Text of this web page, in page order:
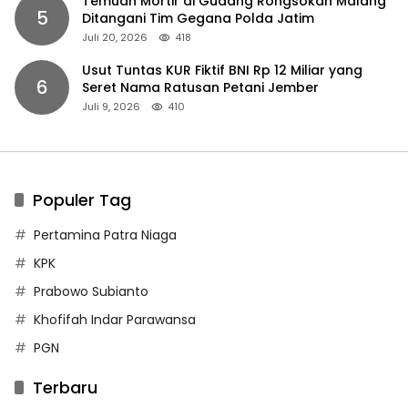
5
Ditangani Tim Gegana Polda Jatim
Juli 20, 2026 418
6
Usut Tuntas KUR Fiktif BNI Rp 12 Miliar yang
Seret Nama Ratusan Petani Jember
Juli 9, 2026 410
Populer Tag
Pertamina Patra Niaga
KPK
Prabowo Subianto
Khofifah Indar Parawansa
PGN
Terbaru